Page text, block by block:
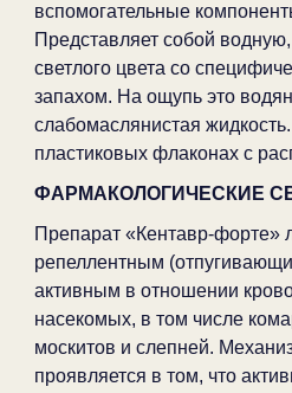
вспомогательные
Представляет собой
светлого цвета со
запахом. На ощупь это
слабомаслянистая
пластиковых флаконах с
ФАРМАКОЛОГИЧЕСКИЕ
Препарат «Кентавр-форте»
репеллентным
активным в отношении
насекомых, в том числе
москитов и слепней.
проявляется в том, что